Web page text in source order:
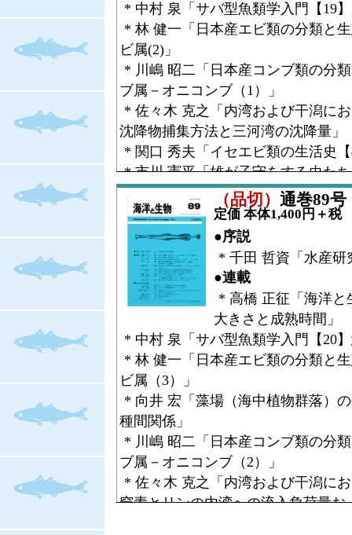
* 中村 泉「サバ型魚類学入門【19
* 林 健一「日本産エビ類の分類と
ビ属(2)」
* 川嶋 昭二「日本産コンブ類の分
ブ属－オニコンブ（1）」
* 佐々木 克之「内湾および干潟に
沈降物捕集方法と三河湾の沈降量」
* 関口 秀夫「イセエビ類の生活史
* 市川 憲平「雄が子守をする虫た
* 伊藤 徹魯「ニホンアシカの復元
類と進化 その１．属レベル以上の
* 林 勇夫「多毛類生態学の最近の
●コラム
* 山下 欣二「宮島だより【8】業な
●全国水産試験場長会 会長賞
* 石川 公敏「ウクライナ・海洋生
（品切） 通巻89号
定価 本体1,400円＋税
●序説
* 千田 哲資「水産研
●連載
* 高橋 正征「海洋と
大きさと成熟時間」
* 中村 泉「サバ型魚類学入門【20
* 林 健一「日本産エビ類の分類と
ビ属（3）」
* 向井 宏「藻場（海中植物群落）
種間関係」
* 川嶋 昭二「日本産コンブ類の分
ブ属－オニコンブ（2）」
* 佐々木 克之「内湾および干潟に
窒素とリンの内湾への流入負荷量お